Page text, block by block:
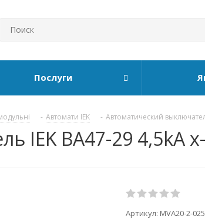
Послуги
- Автомати IEK - Автоматический
IEK ВА47-29 4,5kA
Артикул: MVA20-2-